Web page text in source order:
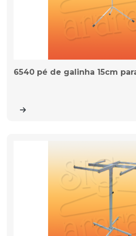
6540 pé de galinha 15cm